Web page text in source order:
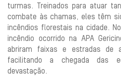
turmas. Treinados para atuar
combate às chamas, eles têm
incêndios florestais na cidade.
incêndio ocorrido na APA
abriram faixas e estradas de
facilitando a chegada das
devastação.